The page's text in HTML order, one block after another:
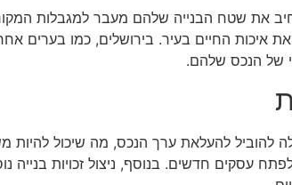
את שטח הבנייה שלהם מעבר למגבלות
החיים בעיר. בירושלים, כמו בערים
של הנכס שלהם.
להוביל להעלאת ערך הנכס, מה שיכול
עסקים חדשים. בנוסף, ניצול זכויות בנייה